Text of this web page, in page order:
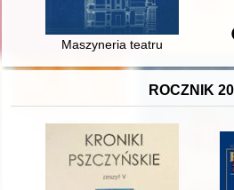
Maszyneria teatru
ROCZNIK